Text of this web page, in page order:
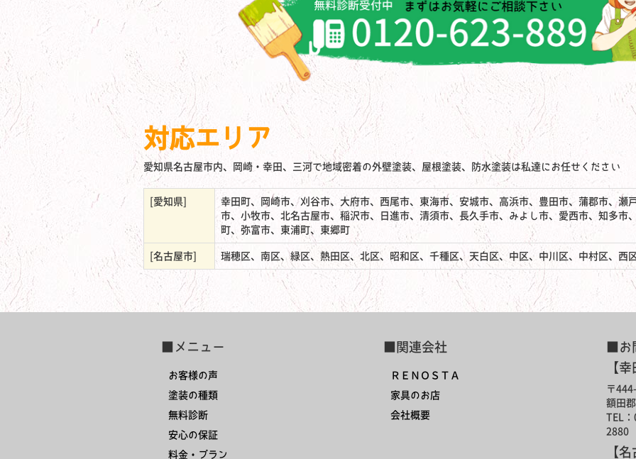
対応エリア
愛知県名古屋市内、岡崎・幸田、三河で地域密着の外壁塗装、屋根塗装、防水塗装は私達にお任せください
[愛知県]
幸田町、岡崎市、刈谷市、大府市、西尾市、東海市、安城市、高浜市、豊田市、蒲郡市、瀬
市、小牧市、北名古屋市、稲沢市、日進市、清須市、長久手市、みよし市、愛西市、知多市
町、弥富市、東浦町、東郷町
[名古屋市] 瑞穂区、南区、緑区、熱田区、北区、昭和区、千種区、天白区、中区、中川区、中村区、西
■メニュー
お客様の声
塗装の種類
無料診断
安心の保証
料金・プラン
■関連会社
ＲＥＮＯＳＴＡ
家具のお店
会社概要
■お
【
〒
額田
TEL
2880
【